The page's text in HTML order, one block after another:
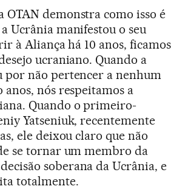
demonstra como isso é
Ucrânia manifestou o seu
à Aliança há 10 anos, ficamos
ucraniano. Quando a
por não pertencer a nenhum
anos, nós respeitamos a
Quando o primeiro-
Yatseniuk, recentemente
ele deixou claro que não
se tornar um membro da
soberana da Ucrânia, e
totalmente.